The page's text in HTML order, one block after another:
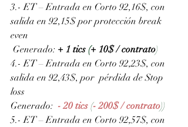
3.- ET – Entrada en Corto 92,16$, con
salida en 92,15$ por protección break
even
Generado: + 1 tics (+ 10$ / contrato)
4.- ET – Entrada en Corto 92,23$, con
salida en 92,43$, por  pérdida de Stop
loss
Generado: - 20 tics (- 200$ / contrato))
5.- ET – Entrada en Corto 92,57$, con